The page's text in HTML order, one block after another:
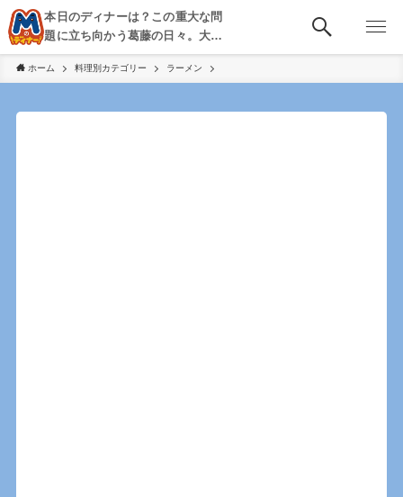
本日のディナーは？この重大な問
題に立ち向かう葛藤の日々。大
阪・京都・神戸を中心とした食べ
歩き、飲み歩きを綴る。
ホーム 料理別カテゴリー ラーメン